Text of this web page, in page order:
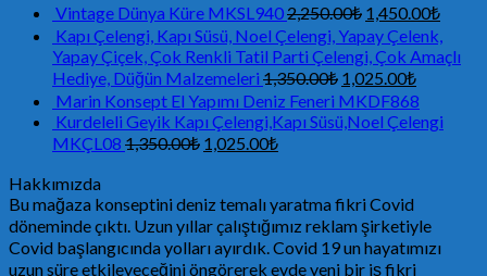
Vintage Dünya Küre MKSL9402,250.00₺ 1,450.00₺
Kapı Çelengi, Kapı Süsü, Noel Çelengi, Yapay Çelenk,
Yapay Çiçek, Çok Renkli Tatil Parti Çelengi, Çok Amaçlı
Hediye, Düğün Malzemeleri 1,350.00₺ 1,025.00₺
Marin Konsept El Yapımı Deniz Feneri MKDF868
Kurdeleli Geyik Kapı Çelengi,Kapı Süsü,Noel Çelengi
MKÇL08 1,350.00₺ 1,025.00₺
Hakkımızda
Bu mağaza konseptini deniz temalı yaratma fikri Covid
döneminde çıktı. Uzun yıllar çalıştığımız reklam şirketiyle
Covid başlangıcında yolları ayırdık. Covid 19 un hayatımızı
uzun süre etkileyeceğini öngörerek evde yeni bir iş fikri